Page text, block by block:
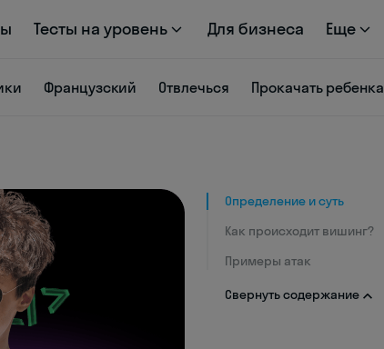
Тесты на уровень Для бизнеса Еще
Французский Отвлечься Прокачать ребенка
Определение и суть
Как происходит вишинг?
Примеры атак
Свернуть содержание